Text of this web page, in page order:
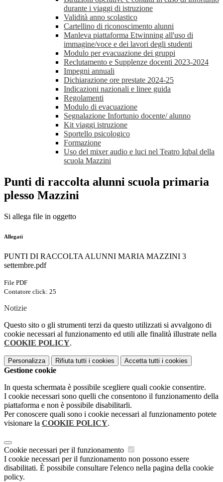
durante i viaggi di istruzione
Validità anno scolastico
Cartellino di riconoscimento alunni
Manleva piattaforma Etwinning all'uso di
immagine/voce e dei lavori degli studenti
Modulo per evacuazione dei gruppi
Reclutamento e Supplenze docenti 2023-2024
Impegni annuali
Dichiarazione ore prestate 2024-25
Indicazioni nazionali e linee guida
Regolamenti
Modulo di evacuazione
Segnalazione Infortunio docente/ alunno
Kit viaggi istruzione
Sportello psicologico
Formazione
Uso del mixer audio e luci nel Teatro Iqbal della
scuola Mazzini
Punti di raccolta alunni scuola primaria
plesso Mazzini
Si allega file in oggetto
Allegati
PUNTI DI RACCOLTA ALUNNI MARIA MAZZINI 3
settembre.pdf
File PDF
Contatore click: 25
Notizie
Questo sito o gli strumenti terzi da questo utilizzati si avvalgono di
cookie necessari al funzionamento ed utili alle finalità illustrate nella
COOKIE POLICY.
Personalizza Rifiuta tutti i cookies Accetta tutti i cookies
Gestione cookie
In questa schermata è possibile scegliere quali cookie consentire.
I cookie necessari sono quelli che consentono il funzionamento della
piattaforma e non è possibile disabilitarli.
Per conoscere quali sono i cookie necessari al funzionamento potete
visionare la COOKIE POLICY.
Cookie necessari per il funzionamento
I cookie necessari per il funzionamento non possono essere
disabilitati. È possibile consultare l'elenco nella pagina della cookie
policy.